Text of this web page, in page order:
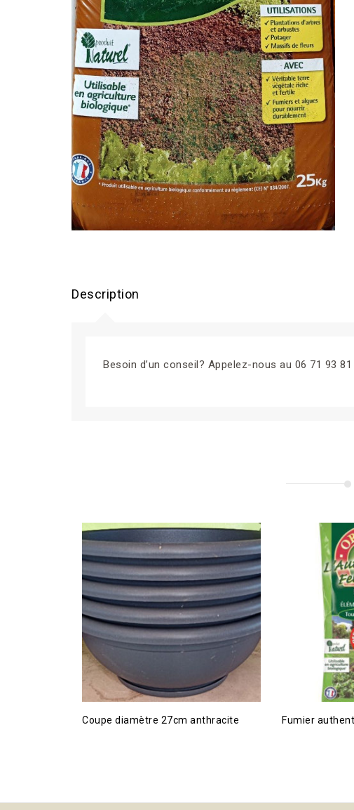
Description
Besoin d’un conseil? Appelez-nous au 06 71 93 81
Coupe diamètre 27cm anthracite Fumier